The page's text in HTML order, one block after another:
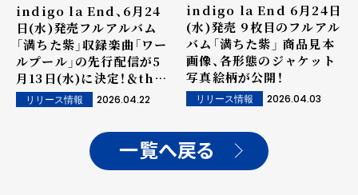
indigo la End、6月24
日(水)発売フルアルバム
「満ちた紫」収録楽曲「ワー
ルプール」の先行配信が5
月13日(水)に決定！＆the
cabs two-man tour
"MORGEN"にて楽曲初披
リリース情報 2026.04.22
indigo la End 6月24日
(水)発売 9枚目のフルアル
バム「満ちた紫」 商品見本
画像、各形態のジャケット
写真絵柄が公開！
リリース情報 2026.04.03
一覧へ戻る